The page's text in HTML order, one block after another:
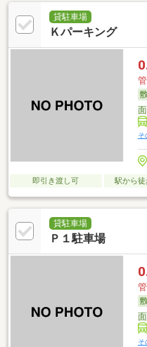
貸駐車場
Ｋパーキング
そ
即引き渡し可 駅から
貸駐車場
Ｐ１駐車場
そ